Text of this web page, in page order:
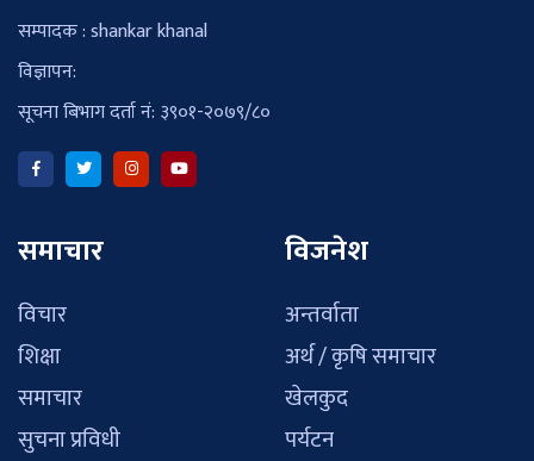
सम्पादक : shankar khanal
विज्ञापन:
सूचना बिभाग दर्ता नं: ३९०१-२०७९/८०
समाचार
विचार
शिक्षा
समाचार
सुचना प्रविधी
विजनेश
अन्तर्वाता
अर्थ / कृषि समाचार
खेलकुद
पर्यटन